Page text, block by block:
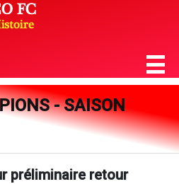
- SAISON
préliminaire retour